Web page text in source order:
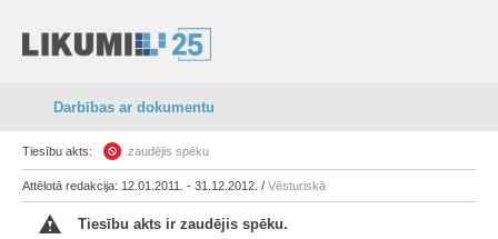
Darbības ar dokumentu
Tiesību akts: zaudējis spēku
Attēlotā redakcija: 12.01.2011. - 31.12.2012. / Vēsturiskā
Tiesību akts ir zaudējis spēku.